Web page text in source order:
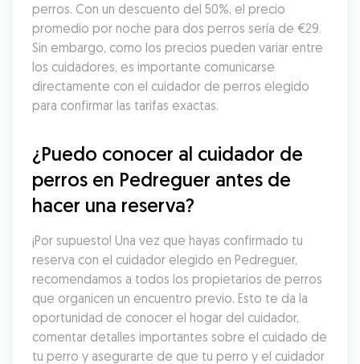
perros. Con un descuento del 50%, el precio
promedio por noche para dos perros sería de €29.
Sin embargo, como los precios pueden variar entre
los cuidadores, es importante comunicarse
directamente con el cuidador de perros elegido
para confirmar las tarifas exactas.
¿Puedo conocer al cuidador de
perros en Pedreguer antes de
hacer una reserva?
¡Por supuesto! Una vez que hayas confirmado tu
reserva con el cuidador elegido en Pedreguer,
recomendamos a todos los propietarios de perros
que organicen un encuentro previo. Esto te da la
oportunidad de conocer el hogar del cuidador,
comentar detalles importantes sobre el cuidado de
tu perro y asegurarte de que tu perro y el cuidador